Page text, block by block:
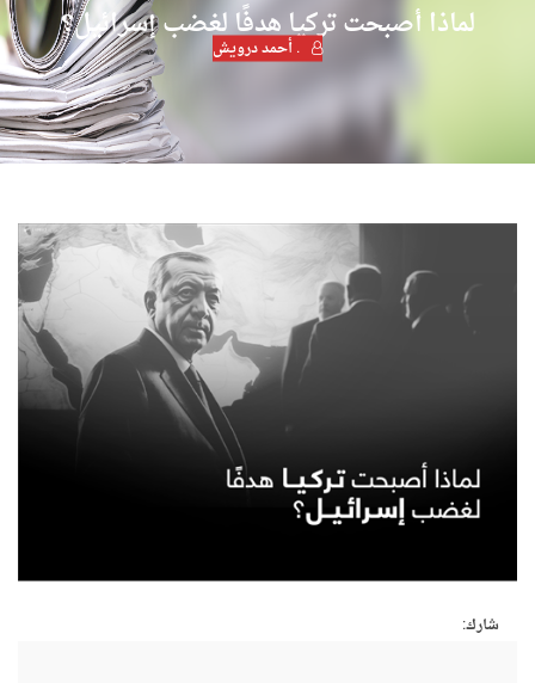
لماذا أصبحت تركيا هدفًا لغضب إسرائيل؟
. أحمد درويش
شارك: